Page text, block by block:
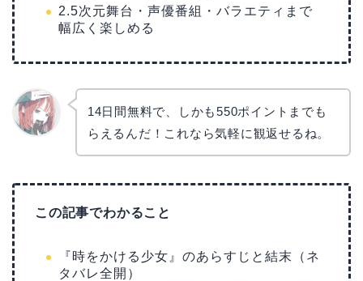
2.5次元舞台・声優番組・バラエティまで
幅広く楽しめる
14日間無料で、しかも550ポイントまでも
らえるんだ！これなら気軽に観返せるね。
この記事でわかること
『時をかける少女』のあらすじと結末（ネ
タバレ全開）